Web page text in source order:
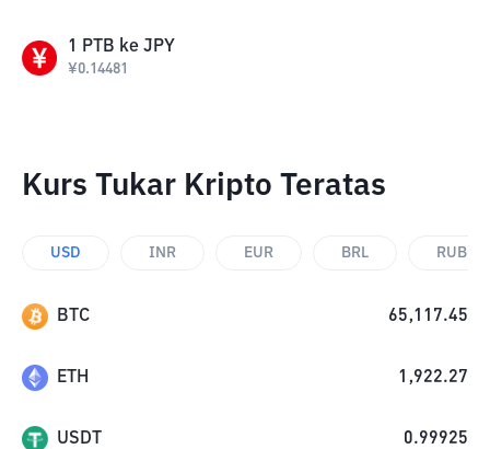
1 PTB ke JPY
¥0.14481
Kurs Tukar Kripto Teratas
USD INR EUR BRL RUB
BTC 65,117.45
ETH 1,922.27
USDT 0.99925